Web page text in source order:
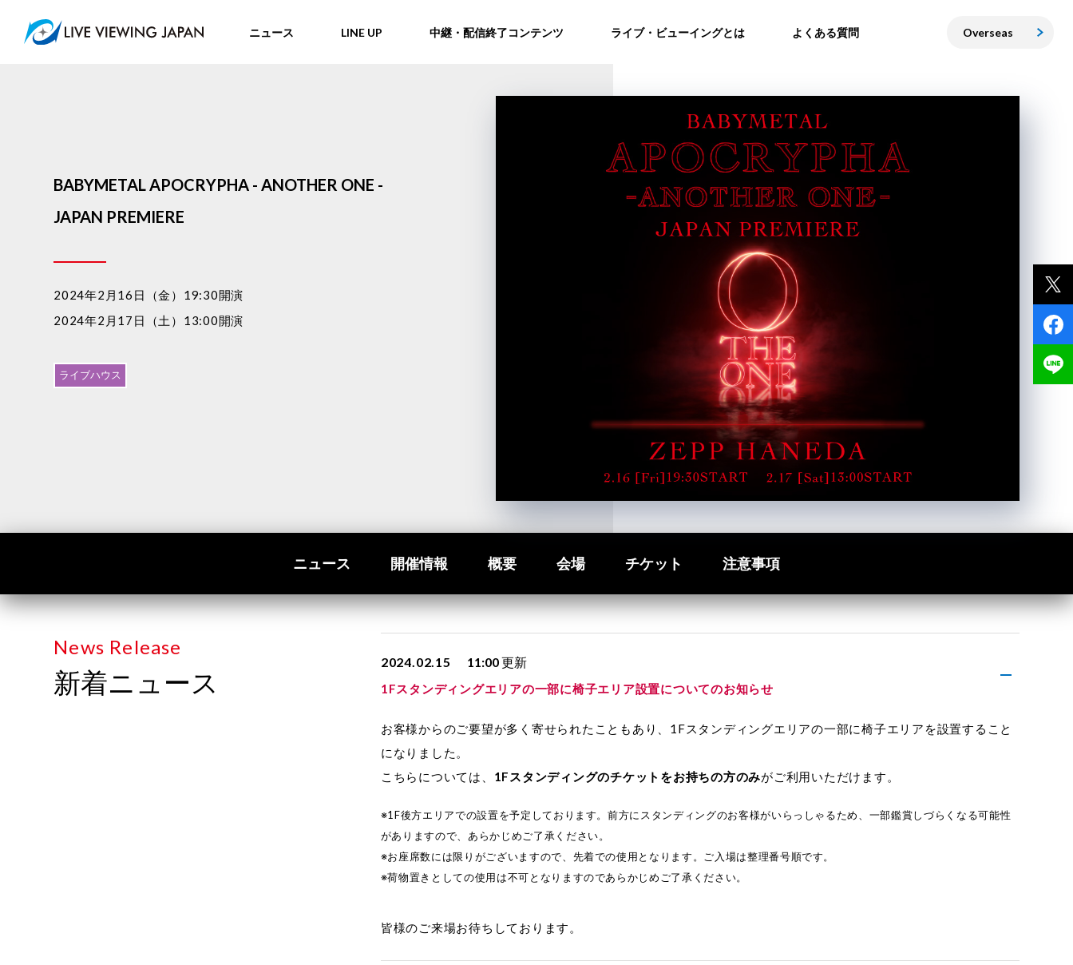
ニュース LINE UP 中継・配信終了コンテンツ ライブ・ビューイングとは よくある質問 Overseas
BABYMETAL APOCRYPHA - ANOTHER ONE -
JAPAN PREMIERE
2024年2月16日（金）19:30開演
2024年2月17日（土）13:00開演
ライブハウス
ニュース 開催情報 概要 会場 チケット 注意事項
News Release
新着ニュース
2024.02.15 11:00更新
1Fスタンディングエリアの一部に椅子エリア設置についてのお知らせ
お客様からのご要望が多く寄せられたこともあり、1Fスタンディングエリアの一部に椅子エリアを設置すること
になりました。
こちらについては、 1Fスタンディングのチケットをお持ちの方のみがご利用いただけます。
※1F後方エリアでの設置を予定しております。前方にスタンディングのお客様がいらっしゃるため、一部鑑賞しづらくなる可能性
がありますので、あらかじめご了承ください。
※お座席数には限りがございますので、先着での使用となります。ご入場は整理番号順です。
※荷物置きとしての使用は不可となりますのであらかじめご了承ください。
皆様のご来場お待ちしております。